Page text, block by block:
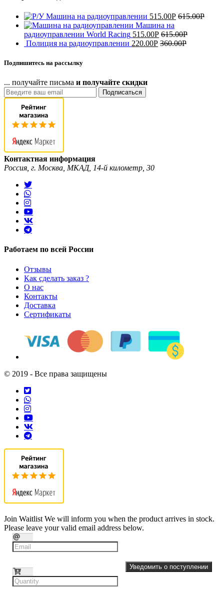
Машина на радиоуправлении 515.00Р 615.00Р
Машина на
радиоуправлении World Racing 515.00Р 615.00Р
Полиция на радиоуправлении 220.00Р 360.00Р
Подпишитесь на рассылку
... получайте письма и получайте скидки
Подписаться
Контактная информация
Россия, г. Москва, МКАД, 14-й километр, 30
Работаем по всей России
Отзывы
Как сделать заказ ?
О нас
Контакты
Доставка
Сертификаты
© 2019 - Все права защищены
Join Waitlist We will inform you when the product arrives in stock.
Please leave your valid email address below.
Уведомить о поступлении